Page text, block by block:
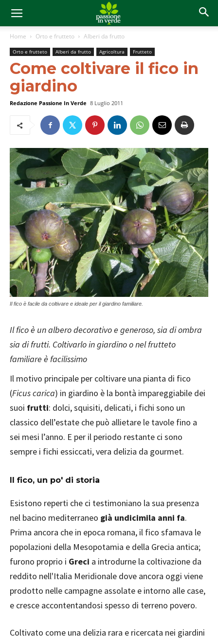
Home Orto e frutteto Alberi da frutto
Orto e frutteto Alberi da frutto Agricoltura Frutteto
Come coltivare il fico in
giardino
Redazione Passione In Verde 8 Luglio 2011
Il fico è facile da coltivare e ideale per il giardino familiare.
Il fico è un albero decorativo e generoso, sia di ombra
sia di frutti. Coltivarlo in giardino o nel frutteto
familiare è facilissimo
Il motivo principale per coltivare una pianta di fico
(Ficus carica) in giardino è la bontà impareggiabile dei
suoi frutti: dolci, squisiti, delicati, i fichi sono un
classico dell’estate che può allietare le tavole fino a
sei mesi l’anno. E per il periodo restante ci sono
sempre i fichi essiccati, vera delizia da gourmet.
Il fico, un po' di storia
Esistono reperti che ci testimoniano la sua presenza
nel bacino mediterraneo già undicimila anni fa.
Prima ancora che in epoca romana, il fico sfamava le
popolazioni della Mesopotamia e della Grecia antica;
furono proprio i Greci a introdurne la coltivazione da
reddito nell'Italia Meridionale dove ancora oggi viene
prodotto nelle campagne assolate e intorno alle case,
e cresce accontentandosi spesso di terreno povero.
Coltivato come una delizia rara e ricercata nei giardini